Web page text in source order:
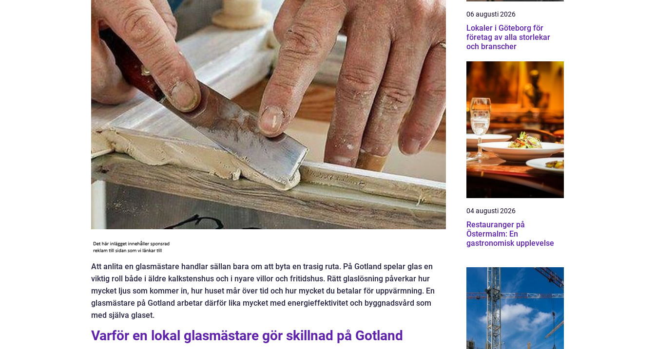
Att anlita en glasmästare handlar sällan bara om att byta en trasig ruta. På Gotland spelar glas en
viktig roll både i äldre kalkstenshus och i nyare villor och fritidshus. Rätt glaslösning påverkar hur
mycket ljus som kommer in, hur huset mår över tid och hur mycket du betalar för uppvärmning. En
glasmästare på Gotland arbetar därför lika mycket med energieffektivitet och byggnadsvård som
med själva glaset.
Varför en lokal glasmästare gör skillnad på Gotland
06 augusti 2026
Lokaler i Göteborg för
företag av alla storlekar
och branscher
04 augusti 2026
Restauranger på
Östermalm: En
gastronomisk upplevelse